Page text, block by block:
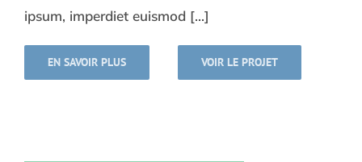
ipsum, imperdiet euismod [...]
EN SAVOIR PLUS VOIR LE PROJET